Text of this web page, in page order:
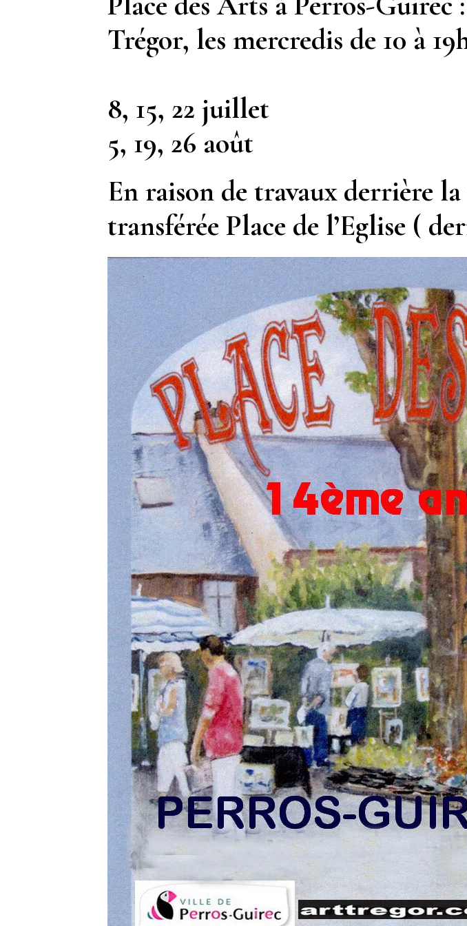
Trégor, les mercredis de 10 à
8, 15, 22 juillet
5, 19, 26 août
En raison de travaux derrière
transférée Place de l’Eglise (